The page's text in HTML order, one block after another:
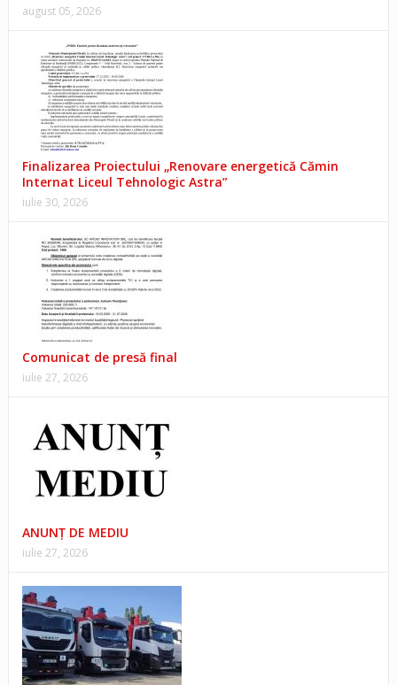
august 05, 2026
Finalizarea Proiectului „Renovare energetică Cămin
Internat Liceul Tehnologic Astra”
iulie 30, 2026
Comunicat de presă final
iulie 27, 2026
ANUNŢ DE MEDIU
iulie 27, 2026